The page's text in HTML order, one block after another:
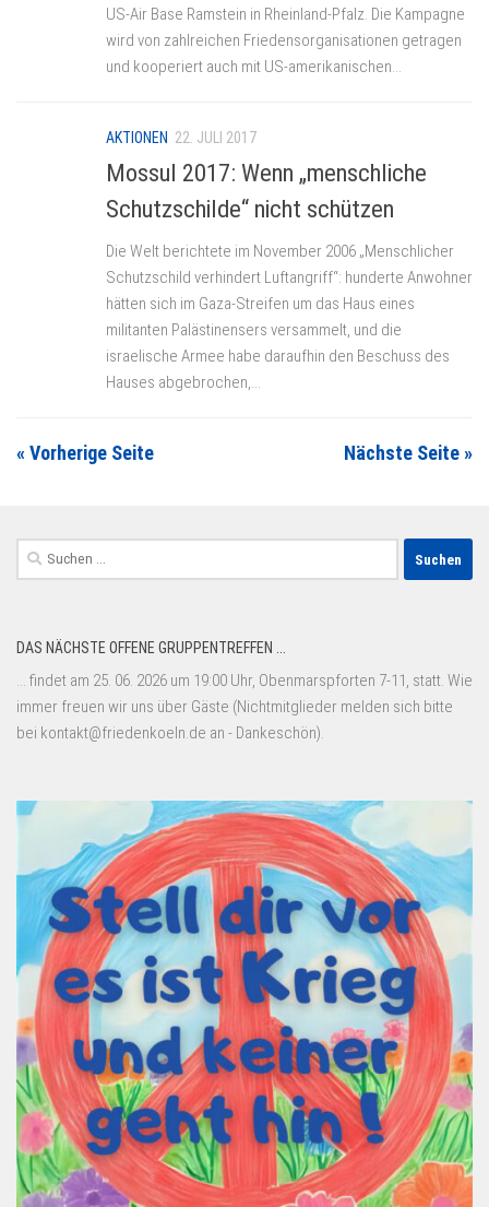
US-Air Base Ramstein in Rheinland-Pfalz. Die Kampagne
wird von zahlreichen Friedensorganisationen getragen
und kooperiert auch mit US-amerikanischen...
AKTIONEN 22. JULI 2017
Mossul 2017: Wenn „menschliche
Schutzschilde“ nicht schützen
Die Welt berichtete im November 2006 „Menschlicher
Schutzschild verhindert Luftangriff“: hunderte Anwohner
hätten sich im Gaza-Streifen um das Haus eines
militanten Palästinensers versammelt, und die
israelische Armee habe daraufhin den Beschuss des
Hauses abgebrochen,...
« Vorherige Seite Nächste Seite »
Suchen
nach:
DAS NÄCHSTE OFFENE GRUPPENTREFFEN ...
... findet am 25. 06. 2026 um 19:00 Uhr, Obenmarspforten 7-11, statt. Wie
immer freuen wir uns über Gäste (Nichtmitglieder melden sich bitte
bei kontakt@friedenkoeln.de an - Dankeschön).